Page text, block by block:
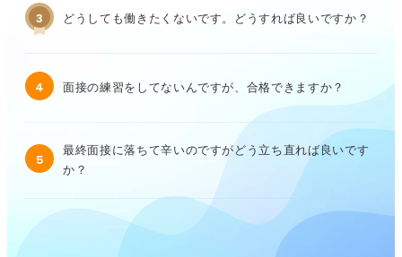
3 どうしても働きたくないです。どうすれば良いですか？
4 面接の練習をしてないんですが、合格できますか？
5
最終面接に落ちて辛いのですがどう立ち直れば良いです
か？